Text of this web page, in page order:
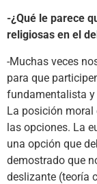
-¿Qué le parece
religiosas en el
-Muchas veces
para que
fundamentalista y
La posición
las opciones. La
una opción que
demostrado que
deslizante (teoría